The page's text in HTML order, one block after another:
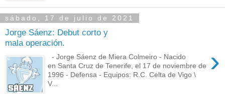
sábado, 17 de julio de 2021
Jorge Sáenz: Debut corto y
mala operación.
›
- Jorge Sáenz de Miera Colmeiro - Nacido
en Santa Cruz de Tenerife, el 17 de noviembre de
1996 - Defensa - Equipos: R.C. Celta de Vigo \
V...